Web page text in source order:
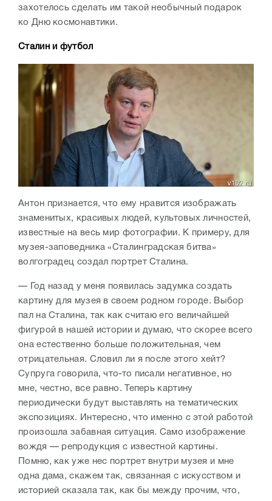
захотелось сделать им такой необычный подарок
ко Дню космонавтики.
Сталин и футбол
Антон признается, что ему нравится изображать
знаменитых, красивых людей, культовых личностей,
известные на весь мир фотографии. К примеру, для
музея-заповедника «Сталинградская битва»
волгоградец создал портрет Сталина.
— Год назад у меня появилась задумка создать
картину для музея в своем родном городе. Выбор
пал на Сталина, так как считаю его величайшей
фигурой в нашей истории и думаю, что скорее всего
она естественно больше положительная, чем
отрицательная. Словил ли я после этого хейт?
Супруга говорила, что-то писали негативное, но
мне, честно, все равно. Теперь картину
периодически будут выставлять на тематических
экспозициях. Интересно, что именно с этой работой
произошла забавная ситуация. Само изображение
вождя — репродукция с известной картины.
Помню, как уже нес портрет внутри музея и мне
одна дама, скажем так, связанная с искусством и
историей сказала так, как бы между прочим, что,